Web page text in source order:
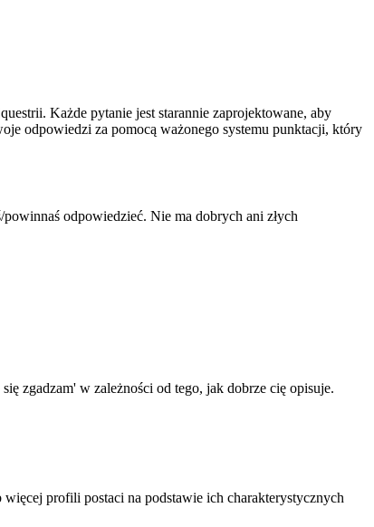
Każde pytanie jest starannie zaprojektowane, aby
odpowiedzi za pomocą ważonego systemu punktacji, który
odpowiedzieć. Nie ma dobrych ani złych
zgadzam' w zależności od tego, jak dobrze cię opisuje.
profili postaci na podstawie ich charakterystycznych